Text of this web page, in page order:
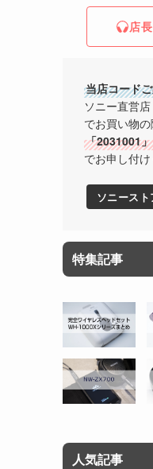
店
当店コード
ソニー直営
でお買い物
「2031001」
でお申し付け
ソニースト
特集記事
人気記事